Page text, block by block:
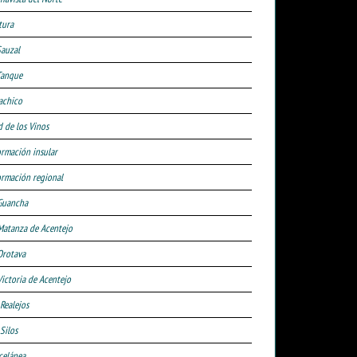
de los Vinos
insular
regional
de Acentejo
de Acentejo